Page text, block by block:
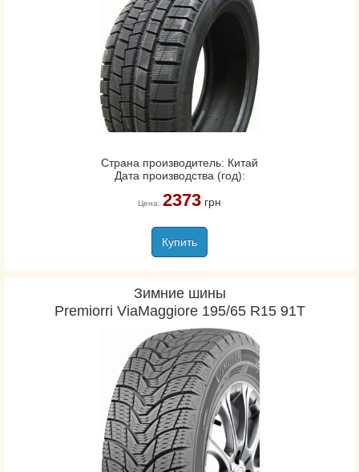
Страна производитель: Китай
Дата производства (год):
Цена: 2373грн
Купить
Зимние шины
Premiorri ViaMaggiore 195/65 R15 91T